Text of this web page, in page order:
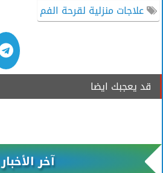
علاجات منزلية لقرحة الفم
قد يعجبك ايضا
آخر الأخبار